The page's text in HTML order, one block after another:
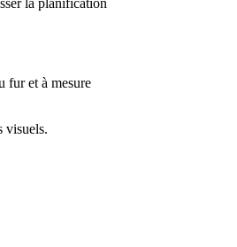
la planification
fur et à mesure
visuels.